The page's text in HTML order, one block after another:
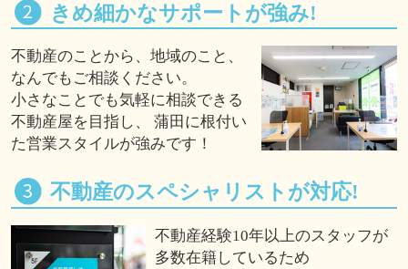
きめ細かなサポートが強み!
不動産のことから、地域のこと、
なんでもご相談ください。
小さなことでも気軽に相談できる
不動産屋を目指し、 蒲田に根付い
た営業スタイルが強みです！
不動産のスペシャリストが対応!
不動産経験10年以上のスタッフが
多数在籍しているため